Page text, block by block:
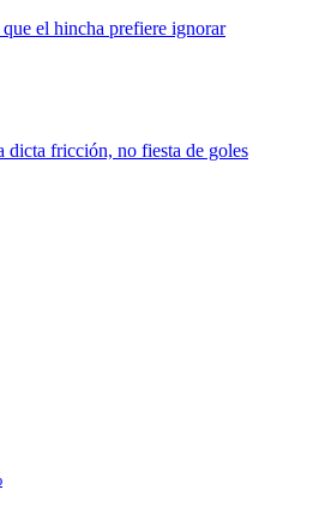
el hincha prefiere ignorar
fricción, no fiesta de goles